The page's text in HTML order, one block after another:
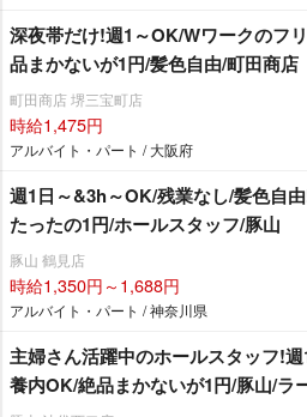
深夜帯だけ!週1～OK/Wワークのフ
品まかないが1円/髪色自由/町田商店
町田商店 堺三宝町店
時給1,475円
アルバイト・パート / 大阪府
週1日～&3h～OK/残業なし/髪色自
たったの1円/ホールスタッフ/豚山
豚山 鶴見店
時給1,350円～1,688円
アルバイト・パート / 神奈川県
主婦さん活躍中のホールスタッフ!
養内OK/絶品まかないが1円/豚山/ラ